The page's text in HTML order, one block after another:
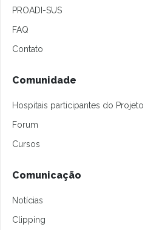
PROADI-SUS
FAQ
Contato
Comunidade
Hospitais participantes do Projeto
Forum
Cursos
Comunicação
Notícias
Clipping